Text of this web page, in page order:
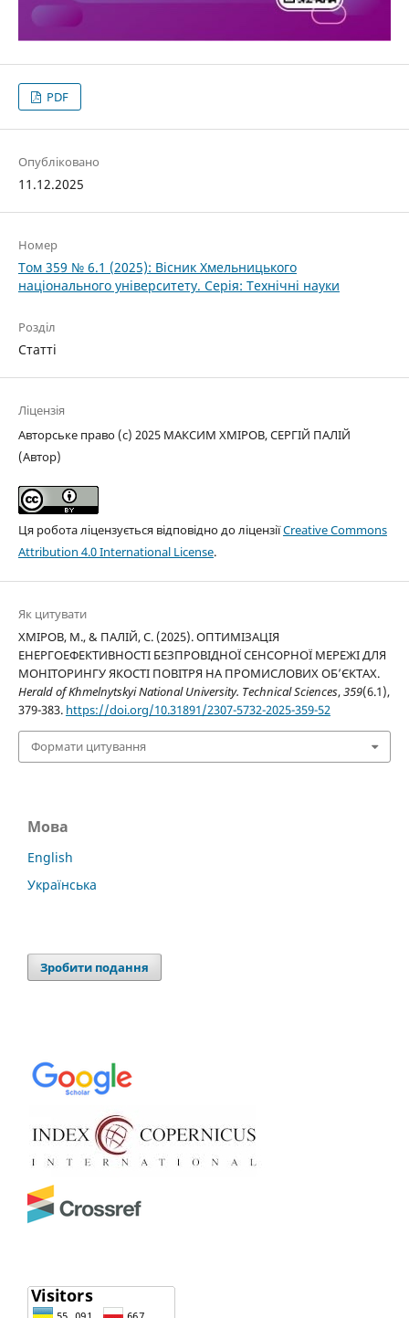
PDF
Опубліковано
11.12.2025
Номер
Том 359 № 6.1 (2025): Вісник Хмельницького
національного університету. Серія: Технічні науки
Розділ
Статті
Ліцензія
Авторське право (c) 2025 МАКСИМ ХМІРОВ, СЕРГІЙ ПАЛІЙ
(Автор)
Ця робота ліцензується відповідно до ліцензіїCreative Commons
Attribution 4.0 International License.
Як цитувати
ХМІРОВ, М., & ПАЛІЙ, С. (2025). ОПТИМІЗАЦІЯ
ЕНЕРГОЕФЕКТИВНОСТІ БЕЗПРОВІДНОЇ СЕНСОРНОЇ МЕРЕЖІ ДЛЯ
МОНІТОРИНГУ ЯКОСТІ ПОВІТРЯ НА ПРОМИСЛОВИХ ОБ’ЄКТАХ.
Herald of Khmelnytskyi National University. Technical Sciences,359(6.1),
379-383. https://doi.org/10.31891/2307-5732-2025-359-52
Формати цитування
Мова
English
Українська
Зробити подання